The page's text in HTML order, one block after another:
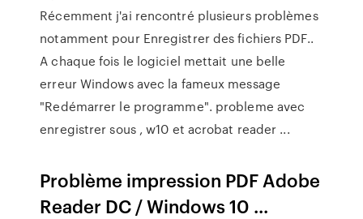
Récemment j'ai rencontré plusieurs problèmes
notamment pour Enregistrer des fichiers PDF..
A chaque fois le logiciel mettait une belle
erreur Windows avec la fameux message
"Redémarrer le programme". probleme avec
enregistrer sous , w10 et acrobat reader ...
Problème impression PDF Adobe
Reader DC / Windows 10 ...